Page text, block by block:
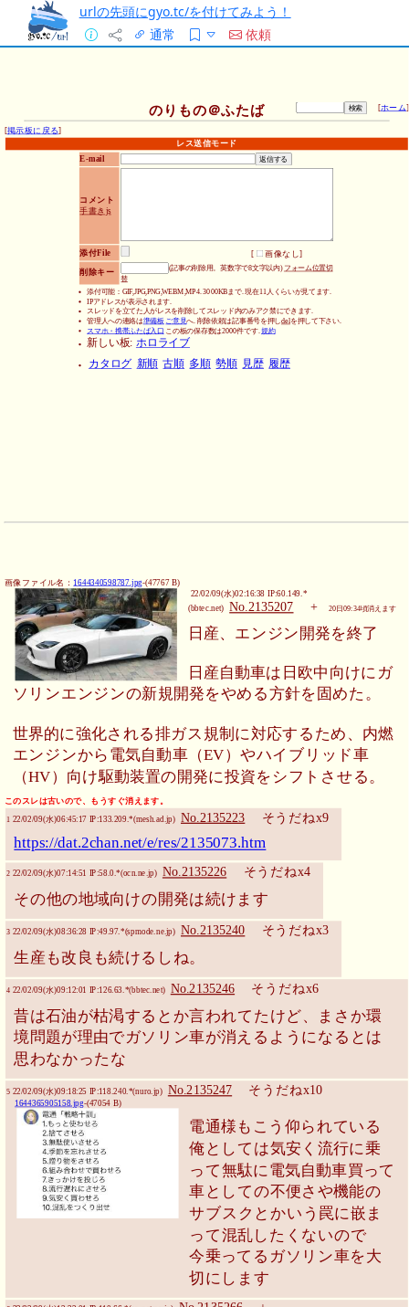
urlの先頭にgyo.tc/を付けてみよう！
通常
依頼